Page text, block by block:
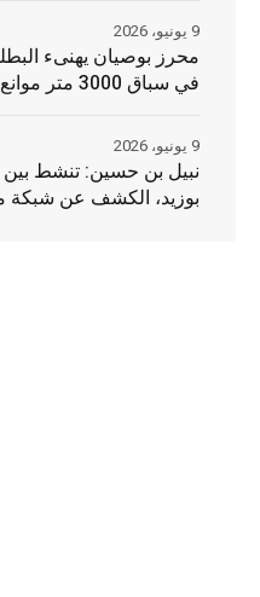
محرز بوصيان يهنىء
في سباق 3000 متر موانع
9 يونيو، 2026
نبيل بن حسين: تنشط بين
بوزيد، الكشف عن
9 يونيو، 2026